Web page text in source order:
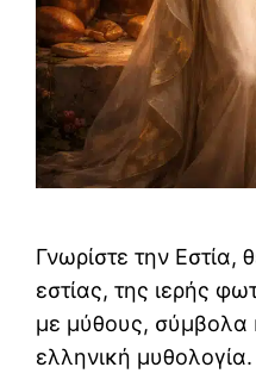
Γνωρίστε την Εστία,
εστίας, της ιερής
με μύθους, σύμβολα
ελληνική μυθολογία.